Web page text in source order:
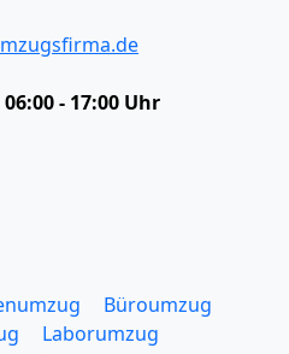
06:00 - 17:00 Uhr
Büroumzug
Laborumzug